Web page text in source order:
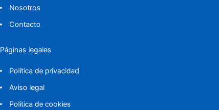
Nosotros
Contacto
Páginas legales
Política de privacidad
Aviso legal
Política de cookies